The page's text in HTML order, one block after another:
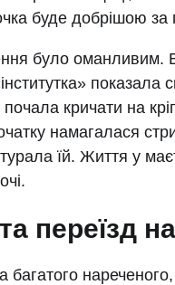
буде добрішою за
було оманливим.
показала
кричати на
намагалася
їй. Життя у
переїзд на
багатого